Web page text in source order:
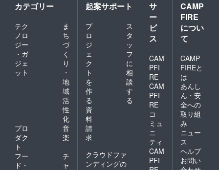
カテゴリー
テク
ノロ
ジー
・ガ
ジェ
ット
ま
ち
づ
く
り
・
地
域
活
性
化
プロ
ダク
ト
音
楽
フー
ド・
チ
ャ
起案サポート
プ
ロ
ジ
ェ
ク
ト
を
作
る
ス
タ
ッ
フ
に
相
談
す
る
資
料
請
求
クラウドファ
ンディングの
サ
ー
ビ
ス
CAM
PFI
RE
CAM
PFI
RE
コ
ミュ
ニ
ティ
CAM
PFI
CAMP
FIRE
につい
て
CAMP
FIREと
は
あんし
ん・安
全への
取り組
み
ニュー
ス
ヘルプ
お問い